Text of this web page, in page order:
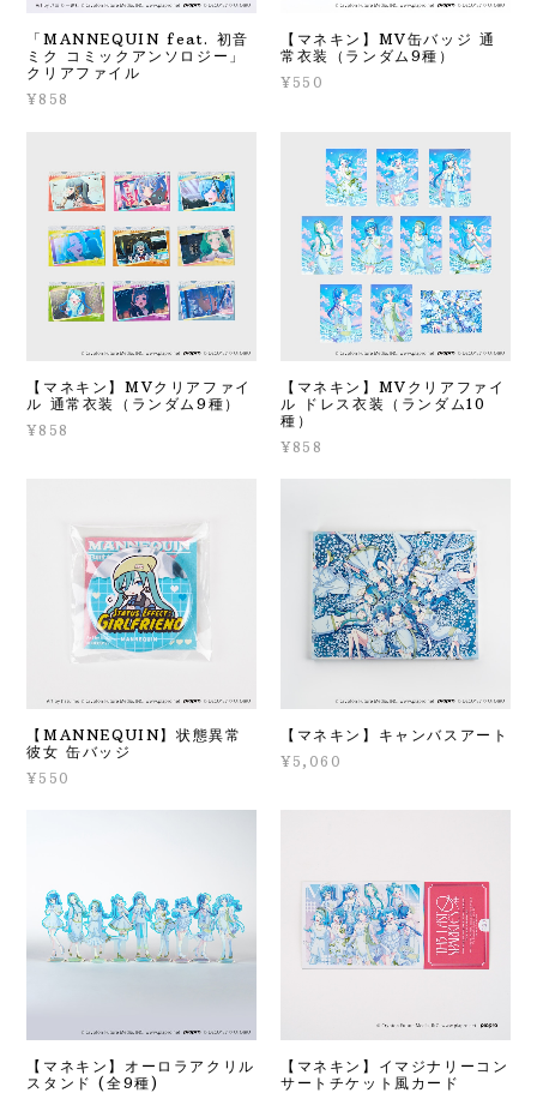
「MANNEQUIN feat. 初音
ミク コミックアンソロジー」
クリアファイル
¥858
【マネキン】MV缶バッジ 通
常衣装（ランダム9種）
¥550
【マネキン】MVクリアファイ
ル 通常衣装（ランダム9種）
¥858
【マネキン】MVクリアファイ
ル ドレス衣装（ランダム10
種）
¥858
【MANNEQUIN】状態異常
彼女 缶バッジ
¥550
【マネキン】キャンバスアート
¥5,060
【マネキン】オーロラアクリル
スタンド (全9種)
【マネキン】イマジナリーコン
サートチケット風カード